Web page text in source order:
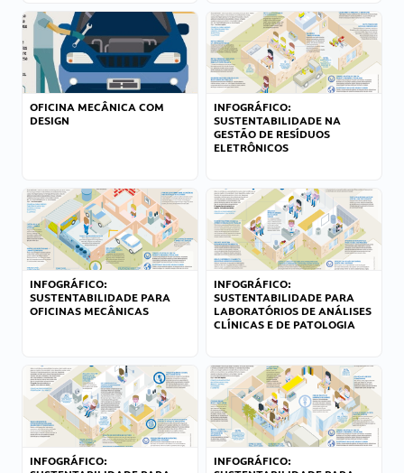
OFICINA MECÂNICA COM
DESIGN
INFOGRÁFICO:
SUSTENTABILIDADE NA
GESTÃO DE RESÍDUOS
ELETRÔNICOS
INFOGRÁFICO:
SUSTENTABILIDADE PARA
OFICINAS MECÂNICAS
INFOGRÁFICO:
SUSTENTABILIDADE PARA
LABORATÓRIOS DE ANÁLISES
CLÍNICAS E DE PATOLOGIA
INFOGRÁFICO:
INFOGRÁFICO: